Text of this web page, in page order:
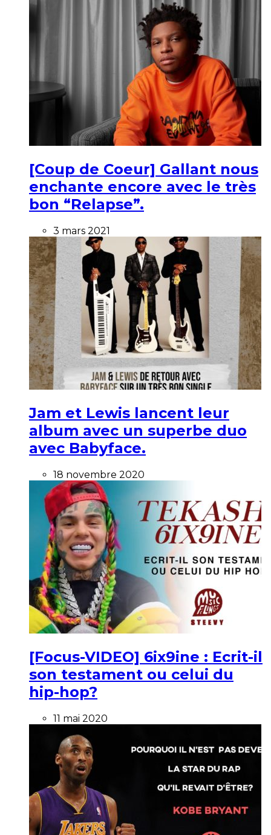
[Coup de Coeur] Gallant nous
enchante encore avec le très
bon “Relapse”.
3 mars 2021
Jam et Lewis lancent leur
album avec un superbe duo
avec Babyface.
18 novembre 2020
[Focus-VIDEO] 6ix9ine : Ecrit-il
son testament ou celui du
hip-hop?
11 mai 2020